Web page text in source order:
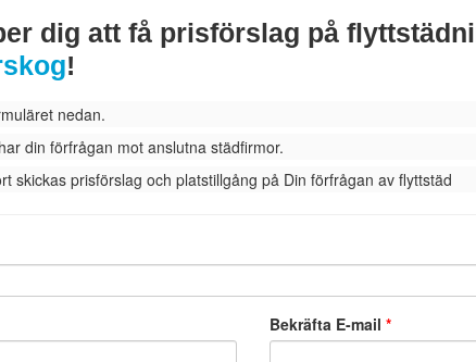
dig att få prisförslag på
!
nedan.
din förfrågan mot anslutna städfirmor.
skickas prisförslag och platstillgång på Din förfrågan av flyttstäd
Bekräfta E-mail*